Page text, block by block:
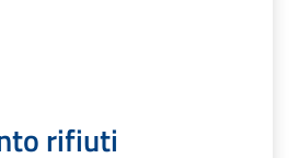
rifiuti